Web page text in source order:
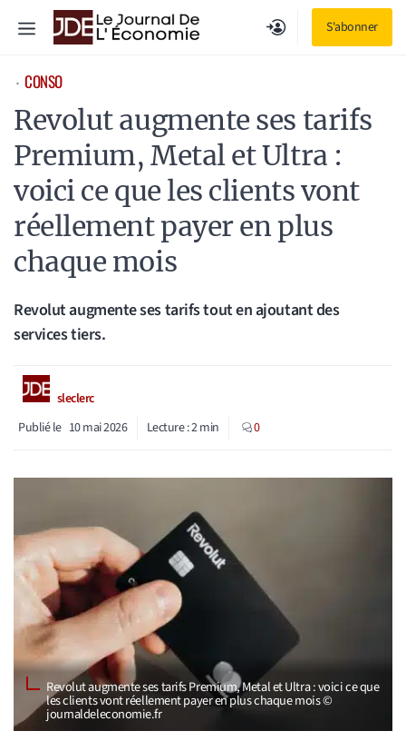
S'abonner
Menu
⋅ CONSO
Revolut augmente ses tarifs
Premium, Metal et Ultra :
voici ce que les clients vont
réellement payer en plus
chaque mois
Revolut augmente ses tarifs tout en ajoutant des
services tiers.
sleclerc
Publié le 10 mai 2026 Lecture :2min 0
Revolut augmente ses tarifs Premium, Metal et Ultra : voici ce que
les clients vont réellement payer en plus chaque mois ©
journaldeleconomie.fr